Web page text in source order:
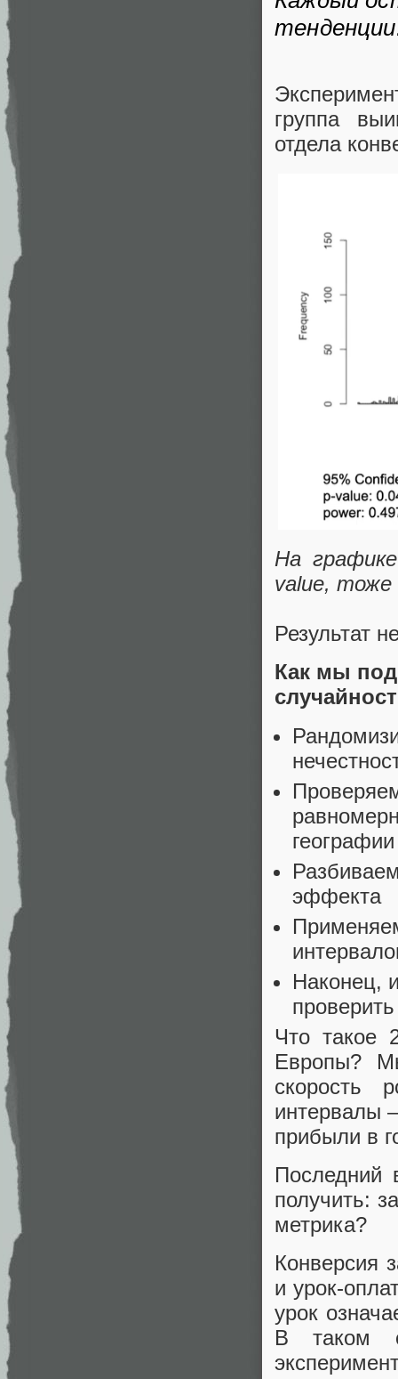
группа
отдела
На
value, тоже
Результат
Как мы
эффекта
Наконец,
Что такое
Европы?
скорость
интервалы
прибыли в
Последний
получить:
метрика?
Конверсия
и урок-
урок
В таком